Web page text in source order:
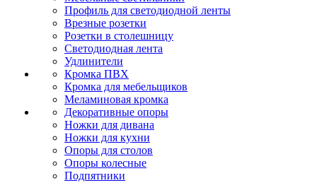
Профиль для светодиодной ленты
Врезные розетки
Розетки в столешницу
Светодиодная лента
Удлинители
Кромка ПВХ
Кромка для мебельщиков
Меламиновая кромка
Декоративные опоры
Ножки для дивана
Ножки для кухни
Опоры для столов
Опоры колесные
Подпятники